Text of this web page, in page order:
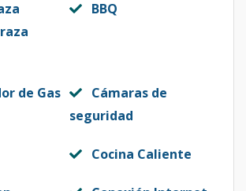
BBQ
de Gas
Cámaras de
seguridad
Cocina Caliente